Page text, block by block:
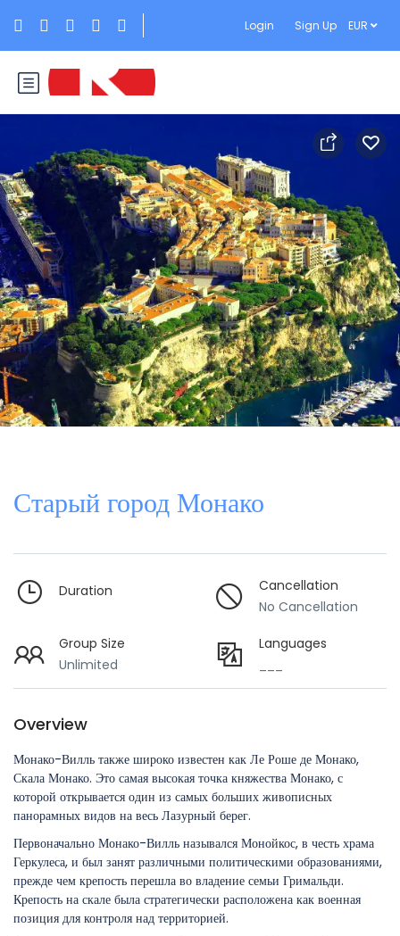
Login Sign Up EUR
Старый город Монако
Duration
Cancellation
No Cancellation
Group Size
Unlimited
Languages
Overview
Монако-Вилль также широко известен как Ле Роше де Монако,
Скала Монако. Это самая высокая точка княжества Монако, с
которой открывается один из самых больших живописных
панорамных видов на весь Лазурный берег.
Первоначально Монако-Вилль назывался Монойкос, в честь храма
Геркулеса, и был занят различными политическими образованиями,
прежде чем крепость перешла во владение семьи Гримальди.
Крепость на скале была стратегически расположена как военная
позиция для контроля над территорией.